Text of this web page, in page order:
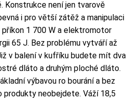
Konstrukce není jen tvarově
i pro větší zátěž a manipulaci
1 700 W a elektromotor
65 J. Bez problému vytváří až
v balení v kufříku budete mít dva
dláto a druhým ploché dláto.
výbavou ro bourání a bez
produkty neobejdete. Váží 18,5